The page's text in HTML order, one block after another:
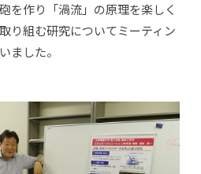
を作り「渦流」の原理を楽しく
り組む研究についてミーティン
ました。